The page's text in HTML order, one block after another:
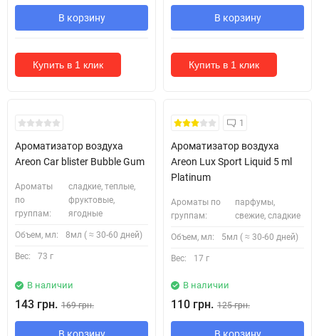
В корзину
Купить в 1 клик
В корзину
Купить в 1 клик
Ароматизатор воздуха
Areon Car blister Bubble Gum
Ароматы
по
группам:
сладкие, теплые,
фруктовые,
ягодные
Объем, мл: 8мл ( ≈ 30-60 дней)
Вес: 73 г
В наличии
143 грн. 169 грн.
1
Ароматизатор воздуха
Areon Lux Sport Liquid 5 ml
Platinum
Ароматы по
группам:
парфумы,
свежие, сладкие
Объем, мл: 5мл ( ≈ 30-60 дней)
Вес: 17 г
В наличии
110 грн. 125 грн.